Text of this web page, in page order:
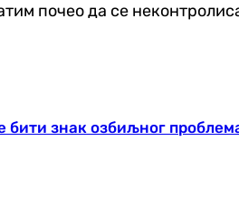
почео да се
бити знак озбиљног